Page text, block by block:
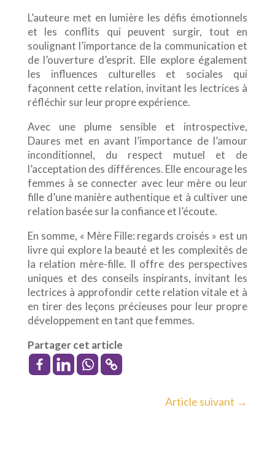
L’auteure met en lumière les défis émotionnels
et les conflits qui peuvent surgir, tout en
soulignant l’importance de la communication et
de l’ouverture d’esprit. Elle explore également
les influences culturelles et sociales qui
façonnent cette relation, invitant les lectrices à
réfléchir sur leur propre expérience.
Avec une plume sensible et introspective,
Daures met en avant l’importance de l’amour
inconditionnel, du respect mutuel et de
l’acceptation des différences. Elle encourage les
femmes à se connecter avec leur mère ou leur
fille d’une manière authentique et à cultiver une
relation basée sur la confiance et l’écoute.
En somme, « Mère Fille: regards croisés » est un
livre qui explore la beauté et les complexités de
la relation mère-fille. Il offre des perspectives
uniques et des conseils inspirants, invitant les
lectrices à approfondir cette relation vitale et à
en tirer des leçons précieuses pour leur propre
développement en tant que femmes.
Partager cet article
Article suivant →